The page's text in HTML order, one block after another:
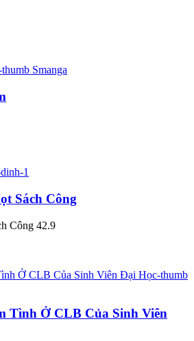
Sách Công
Công 42.9
Tình Ở CLB Của Sinh Viên